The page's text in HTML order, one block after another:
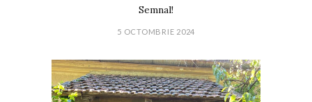
Semnal!
5 OCTOMBRIE 2024